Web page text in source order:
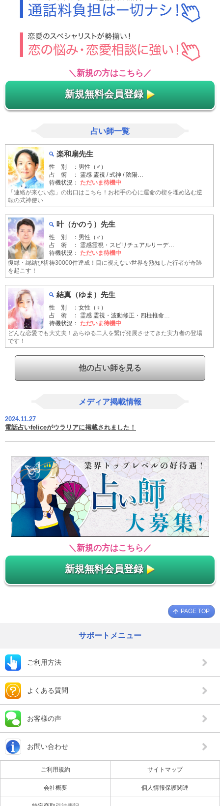
＼新規の方はこちら／
新規無料会員登録
占い師一覧
楽和扇先生
性 別 ：男性（♂）
占 術 ： 霊感 霊視 / 式神 / 陰陽…
待機状況： ただいま待機中
「連絡が来ない恋」の出口はこちら！お相手の心に運命の楔を埋め込む逆
転の式神使い
叶（かのう）先生
性 別 ：男性（♂）
占 術 ： 霊感霊視・スピリチュアルリーデ…
待機状況： ただいま待機中
復縁・縁結び祈祷30000件達成！目に視えない世界を熟知した行者が奇跡
を起こす！
結真（ゆま）先生
性 別 ：女性（♀）
占 術 ： 霊感 霊視・波動修正・四柱推命…
待機状況： ただいま待機中
どんな恋愛でも大丈夫！あらゆる二人を繋げ発展させてきた実力者の登場
です！
他の占い師を見る
メディア掲載情報
2024.11.27
電話占いfeliceがウラリアに掲載されました！
＼新規の方はこちら／
新規無料会員登録
PAGE TOP
サポートメニュー
ご利用方法
よくある質問
お客様の声
お問い合わせ
ご利用規約 サイトマップ
会社概要 個人情報保護関連